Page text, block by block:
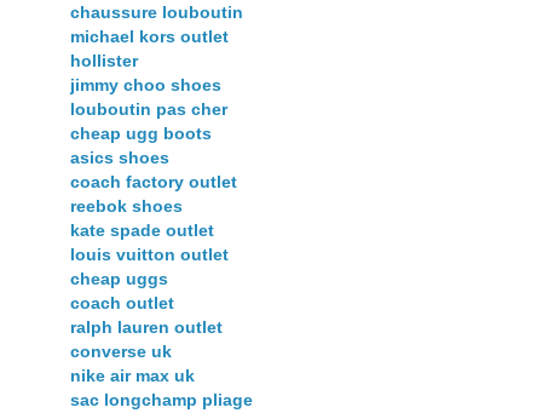
chaussure louboutin
michael kors outlet
hollister
jimmy choo shoes
louboutin pas cher
cheap ugg boots
asics shoes
coach factory outlet
reebok shoes
kate spade outlet
louis vuitton outlet
cheap uggs
coach outlet
ralph lauren outlet
converse uk
nike air max uk
sac longchamp pliage